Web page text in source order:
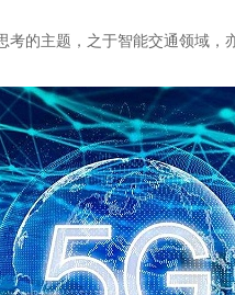
的主题，之于智能交通领域，